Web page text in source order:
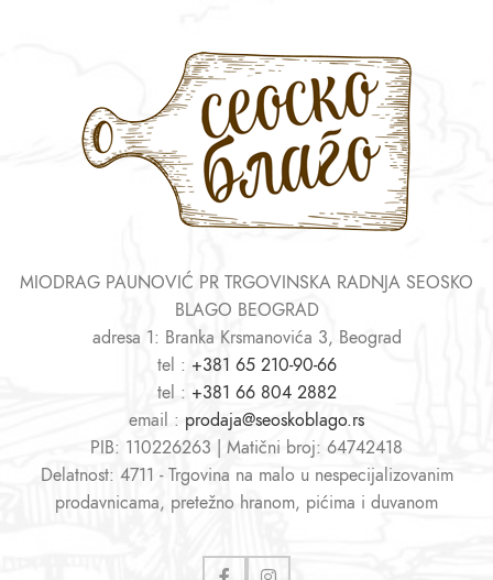
MIODRAG PAUNOVIĆ PR TRGOVINSKA RADNJA SEOSKO
BLAGO BEOGRAD
adresa 1: Branka Krsmanovića 3, Beograd
tel : +381 65 210-90-66
tel : +381 66 804 2882
email : prodaja@seoskoblago.rs
PIB: 110226263 | Matični broj: 64742418
Delatnost: 4711 - Trgovina na malo u nespecijalizovanim
prodavnicama, pretežno hranom, pićima i duvanom